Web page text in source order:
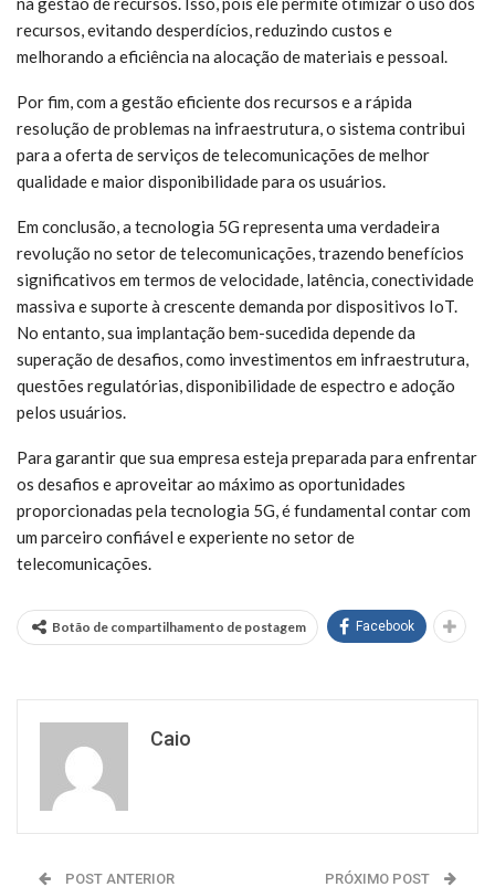
recursos, evitando desperdícios, reduzindo custos e
melhorando a eficiência na alocação de materiais e pessoal.
Por fim, com a gestão eficiente dos recursos e a rápida
resolução de problemas na infraestrutura, o sistema contribui
para a oferta de serviços de telecomunicações de melhor
qualidade e maior disponibilidade para os usuários.
Em conclusão, a tecnologia 5G representa uma verdadeira
revolução no setor de telecomunicações, trazendo benefícios
significativos em termos de velocidade, latência, conectividade
massiva e suporte à crescente demanda por dispositivos IoT.
No entanto, sua implantação bem-sucedida depende da
superação de desafios, como investimentos em infraestrutura,
questões regulatórias, disponibilidade de espectro e adoção
pelos usuários.
Para garantir que sua empresa esteja preparada para enfrentar
os desafios e aproveitar ao máximo as oportunidades
proporcionadas pela tecnologia 5G, é fundamental contar com
um parceiro confiável e experiente no setor de
telecomunicações.
Botão de compartilhamento de postagem Facebook
Caio
POST ANTERIOR PRÓXIMO POST